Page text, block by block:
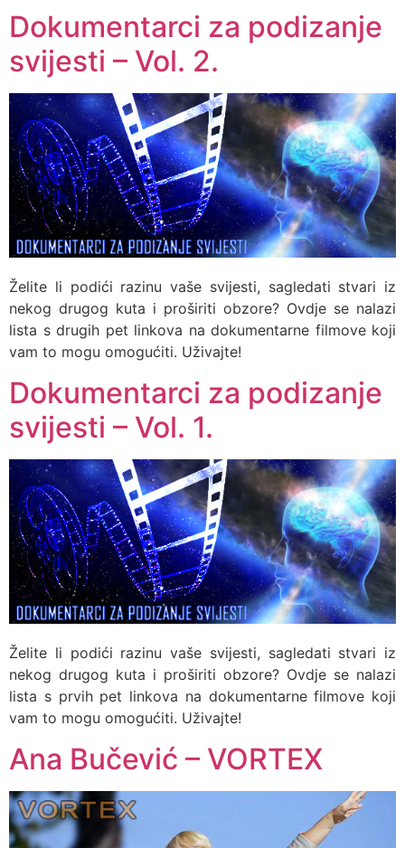
Dokumentarci za podizanje
svijesti – Vol. 2.
Želite li podići razinu vaše svijesti, sagledati stvari iz
nekog drugog kuta i proširiti obzore? Ovdje se nalazi
lista s drugih pet linkova na dokumentarne filmove koji
vam to mogu omogućiti. Uživajte!
Dokumentarci za podizanje
svijesti – Vol. 1.
Želite li podići razinu vaše svijesti, sagledati stvari iz
nekog drugog kuta i proširiti obzore? Ovdje se nalazi
lista s prvih pet linkova na dokumentarne filmove koji
vam to mogu omogućiti. Uživajte!
Ana Bučević – VORTEX